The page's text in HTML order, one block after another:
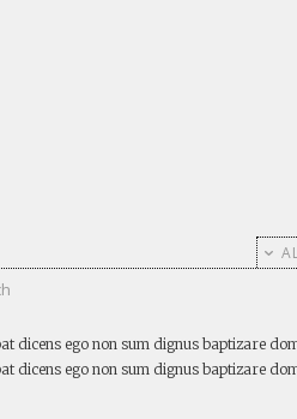
dicens ego non sum dignus baptizare
dicens ego non sum dignus baptizare